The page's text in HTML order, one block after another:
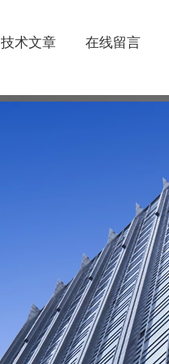
技术文章 在线留言